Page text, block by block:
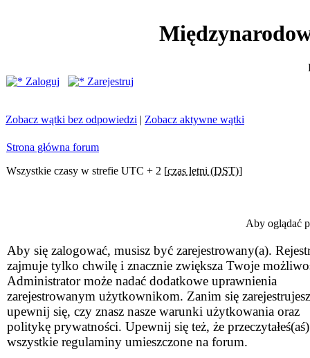
Zaloguj
Zarejestruj
Zobacz wątki bez odpowiedzi | Zobacz aktywne wątki
Strona główna forum
Wszystkie czasy w strefie UTC + 2 [czas letni (DST)]
Aby oglądać
Aby się zalogować, musisz być zarejestrowany(a).
zajmuje tylko chwilę i znacznie zwiększa Twoje
Administrator może nadać dodatkowe uprawnienia
zarejestrowanym użytkownikom. Zanim się
upewnij się, czy znasz nasze warunki użytkowania oraz
politykę prywatności. Upewnij się też, że przeczytałeś(aś)
wszystkie regulaminy umieszczone na forum.